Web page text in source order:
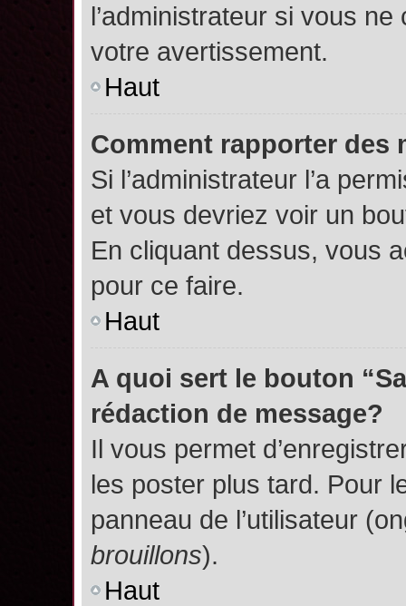
l’administrateur si vous
votre avertissement.
Haut
Comment rapporter des
Si l’administrateur l’a
et vous devriez voir un
En cliquant dessus, vous
pour ce faire.
Haut
A quoi sert le bouton
rédaction de message?
Il vous permet
les poster plus tard. Pour
panneau de l’utilisateur
brouillons).
Haut